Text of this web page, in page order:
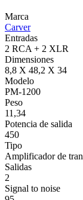
Marca
Carver
Entradas
2 RCA + 2 XLR
Dimensiones
8,8 X 48,2 X 34
Modelo
PM-1200
Peso
11,34
Potencia de salida
450
Tipo
Amplificador de
Salidas
2
Signal to noise